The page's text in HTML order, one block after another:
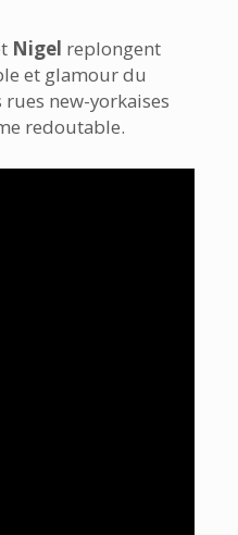
Nigel replongent
et glamour du
new-yorkaises
redoutable.